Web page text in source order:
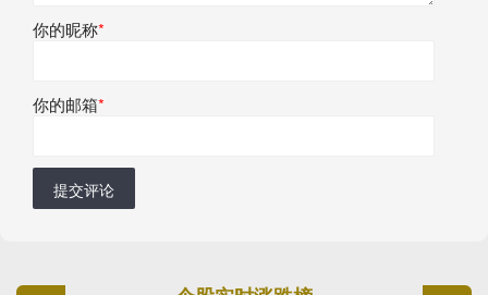
你的昵称*
你的邮箱*
提交评论